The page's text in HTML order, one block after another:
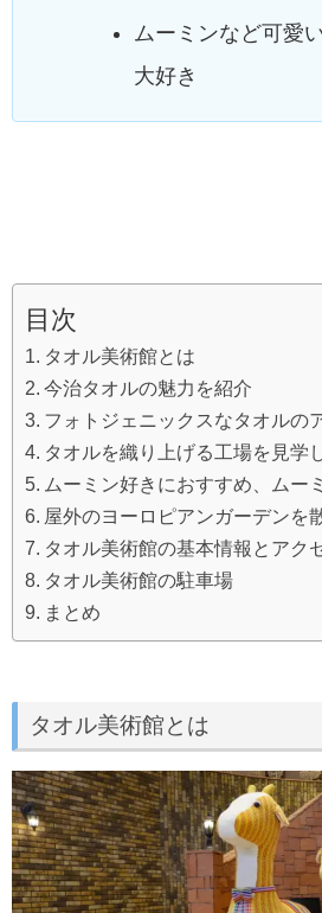
ムーミンなど可愛
大好き
目次
タオル美術館とは
今治タオルの魅力を紹介
フォトジェニックスなタオルの
タオルを織り上げる工場を見学
ムーミン好きにおすすめ、ムー
屋外のヨーロピアンガーデンを
タオル美術館の基本情報とアク
タオル美術館の駐車場
まとめ
タオル美術館とは